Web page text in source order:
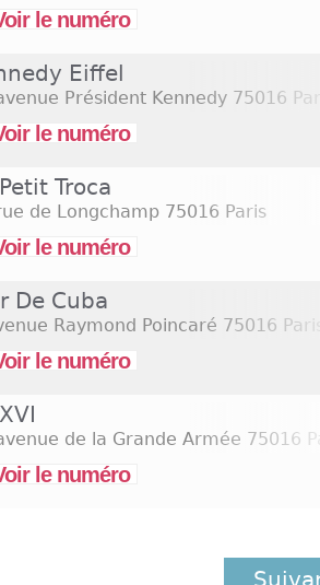
le numéro
Eiffel
Président Kennedy 75016
le numéro
Troca
de Longchamp 75016 Paris
le numéro
De Cuba
Raymond Poincaré 75016
le numéro
de la Grande Armée 75016
le numéro